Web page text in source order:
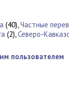
(40),Частные
(2),Северо-
пользователем